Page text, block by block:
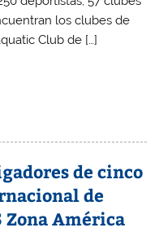
los clubes de
Club de […]
de cinco
de
Zona América